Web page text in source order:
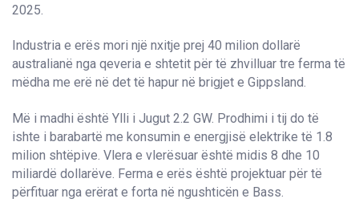
2025.
Industria e erës mori një nxitje prej 40 milion dollarë
australianë nga qeveria e shtetit për të zhvilluar tre ferma të
mëdha me erë në det të hapur në brigjet e Gippsland.
Më i madhi është Ylli i Jugut 2.2 GW. Prodhimi i tij do të
ishte i barabartë me konsumin e energjisë elektrike të 1.8
milion shtëpive. Vlera e vlerësuar është midis 8 dhe 10
miliardë dollarëve. Ferma e erës është projektuar për të
përfituar nga erërat e forta në ngushticën e Bass.